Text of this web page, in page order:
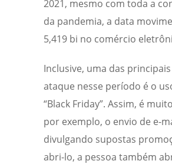
2021, mesmo com toda a
da pandemia, a data
5,419 bi no comércio
Inclusive, uma das
ataque nesse período é o
“Black Friday”. Assim, é
por exemplo, o envio de e-
divulgando supostas
abri-lo, a pessoa também